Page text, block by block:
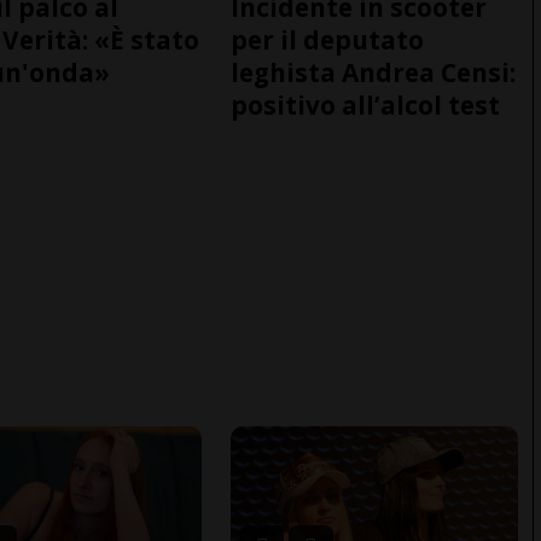
palco al
«È stato
Incidente in scooter
per il deputato
leghista Andrea Censi:
positivo all’alcol test